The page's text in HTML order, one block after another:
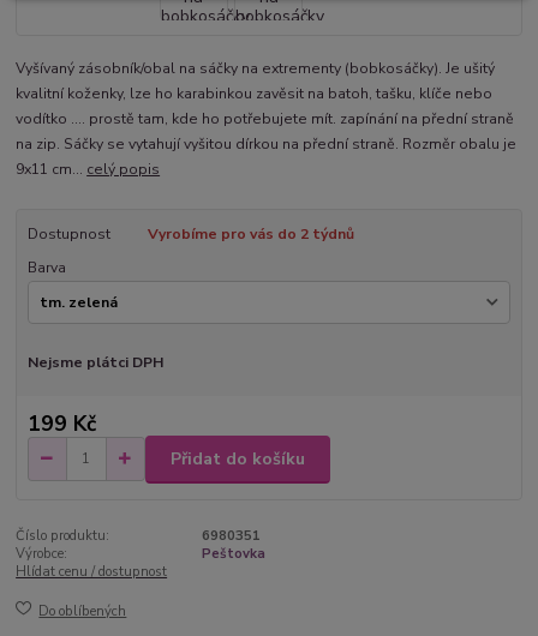
Vyšívaný zásobník/obal na sáčky na extrementy (bobkosáčky). Je ušitý
kvalitní koženky, lze ho karabinkou zavěsit na batoh, tašku, klíče nebo
vodítko .... prostě tam, kde ho potřebujete mít. zapínání na přední straně
na zip. Sáčky se vytahují vyšitou dírkou na přední straně. Rozměr obalu je
9x11 cm... celý popis
Dostupnost
Vyrobíme pro vás do 2 týdnů
Barva
Nejsme plátci DPH
199 Kč
Přidat do košíku
Číslo produktu:
6980351
Výrobce:
Peštovka
Hlídat cenu / dostupnost
Do oblíbených